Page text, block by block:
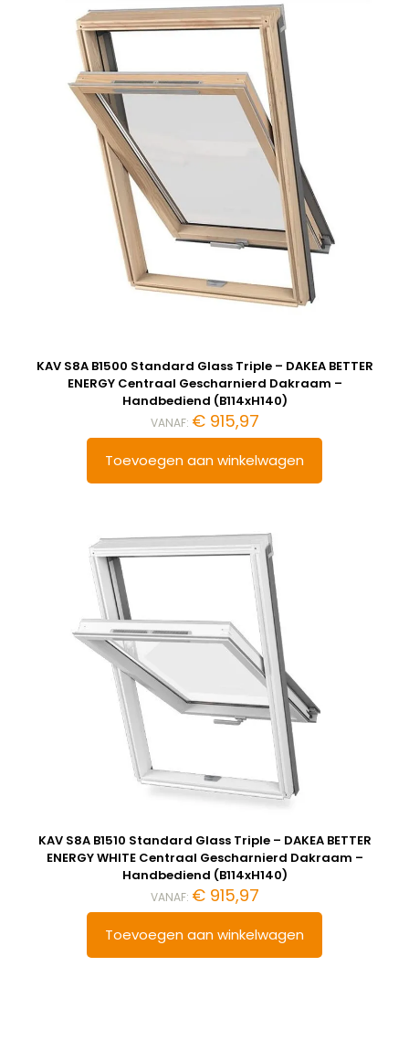
KAV S8A B1500 Standard Glass Triple – DAKEA BETTER
ENERGY Centraal Gescharnierd Dakraam –
Handbediend (B114xH140)
VANAF: €915,97
Toevoegen aan winkelwagen
KAV S8A B1510 Standard Glass Triple – DAKEA BETTER
ENERGY WHITE Centraal Gescharnierd Dakraam –
Handbediend (B114xH140)
VANAF: €915,97
Toevoegen aan winkelwagen